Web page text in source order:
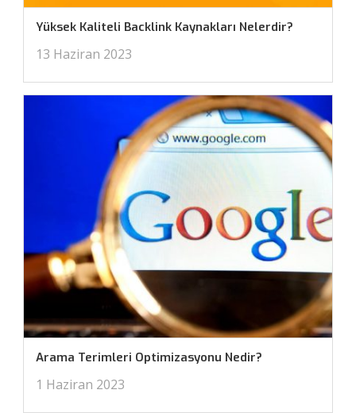
Yüksek Kaliteli Backlink Kaynakları Nelerdir?
13 Haziran 2023
Arama Terimleri Optimizasyonu Nedir?
1 Haziran 2023